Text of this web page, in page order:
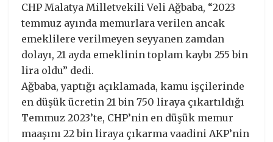
CHP Malatya Milletvekili Veli Ağbaba, “2023
temmuz ayında memurlara verilen ancak
emeklilere verilmeyen seyyanen zamdan
dolayı, 21 ayda emeklinin toplam kaybı 255 bin
lira oldu” dedi.
Ağbaba, yaptığı açıklamada, kamu işçilerinde
en düşük ücretin 21 bin 750 liraya çıkartıldığı
Temmuz 2023’te, CHP’nin en düşük memur
maaşını 22 bin liraya çıkarma vaadini AKP’nin